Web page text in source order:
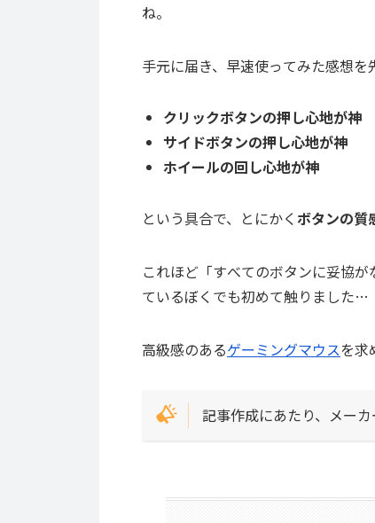
ね。
手元に届き、早速使ってみた感想を
クリックボタンの押し心地が神
サイドボタンの押し心地が神
ホイールの回し心地が神
という具合で、とにかく ボタンの質
これほど「すべてのボタンに妥協
ているぼくでも初めて触りました…
高級感のあるゲーミングマウスを求
記事作成にあたり、メー